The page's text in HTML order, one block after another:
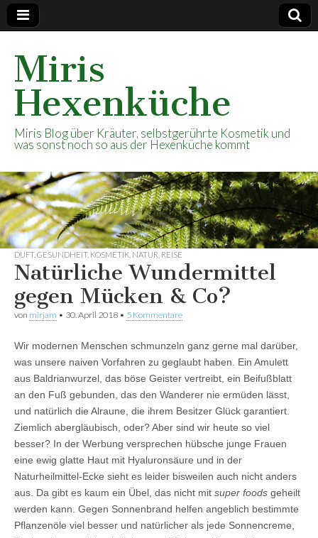
Miris
Hexenküche
Miris Blog über Kräuter, selbstgerührte Kosmetik und
was sonst noch so aus der Hexenküche kommt
DUFT, GESUNDHEIT, KOSMETIK NATUR REISE
Natürliche Wundermittel
gegen Mücken & Co?
von mirjam • 30. April 2018 • 5 Kommentare
Wir modernen Menschen schmunzeln ganz gerne mal darüber,
was unsere naiven Vorfahren zu geglaubt haben. Ein Amulett
aus Baldrianwurzel, das böse Geister vertreibt, ein Beifußblatt
an den Fuß gebunden, das den Wanderer nie ermüden lässt,
und natürlich die Alraune, die ihrem Besitzer Glück garantiert.
Ziemlich abergläubisch, oder? Aber sind wir heute so viel
besser? In der Werbung versprechen hübsche junge Frauen
eine ewig glatte Haut mit Hyaluronsäure und in der
Naturheilmittel-Ecke sieht es leider bisweilen auch nicht anders
aus. Da gibt es kaum ein Übel, das nicht mit super foods geheilt
werden kann. Gegen Sonnenbrand helfen angeblich bestimmte
Pflanzenöle viel besser und natürlicher als jede Sonnencreme,